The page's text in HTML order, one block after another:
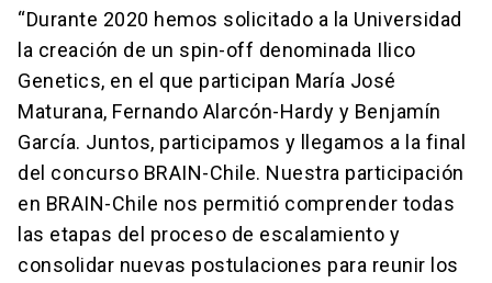
“Durante 2020 hemos solicitado a la Universidad
la creación de un spin-off denominada Ilico
Genetics, en el que participan María José
Maturana, Fernando Alarcón-Hardy y Benjamín
García. Juntos, participamos y llegamos a la final
del concurso BRAIN-Chile. Nuestra participación
en BRAIN-Chile nos permitió comprender todas
las etapas del proceso de escalamiento y
consolidar nuevas postulaciones para reunir los